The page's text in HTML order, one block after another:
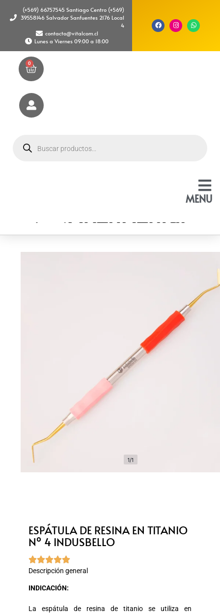
(+569) 66757545 Santiago Centro (+569)
39558146 Salvador Sanfuentes 2176 Local
4
contacto@vitalcom.cl
Lunes a Viernes 09:00 a 18:00
MENU
0
1/1
ESPÁTULA DE RESINA EN TITANIO
Nº 4 INDUSBELLO

Descripción general
INDICACIÓN:
La espátula de resina de titanio se utiliza en